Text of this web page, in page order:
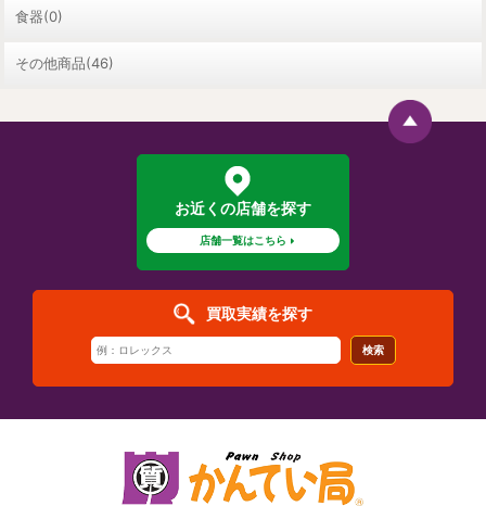
食器(0)
その他商品(46)
お近くの店舗を探す
店舗一覧はこちら
買取実績を探す
検索